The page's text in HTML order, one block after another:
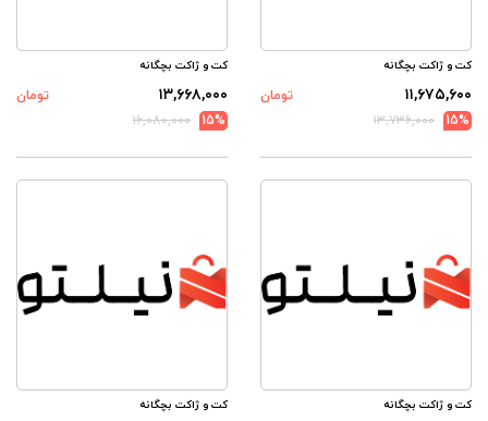
کت و ژاکت بچگانه
۱۱,۶۷۵,۶۰۰
تومان
15%
۱۳,۷۳۶,۰۰۰
کت و ژاکت بچگانه
۱۳,۶۶۸,۰۰۰
تومان
15%
۱۶,۰۸۰,۰۰۰
کت و ژاکت بچگانه کت و ژاکت بچگانه